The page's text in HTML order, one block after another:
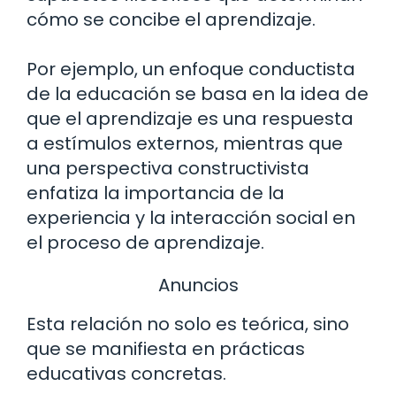
cómo se concibe el aprendizaje.
Por ejemplo, un enfoque conductista
de la educación se basa en la idea de
que el aprendizaje es una respuesta
a estímulos externos, mientras que
una perspectiva constructivista
enfatiza la importancia de la
experiencia y la interacción social en
el proceso de aprendizaje.
Anuncios
Esta relación no solo es teórica, sino
que se manifiesta en prácticas
educativas concretas.